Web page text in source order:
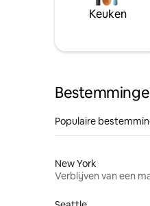
Keuken
Populaire
New York
Verblijven van een